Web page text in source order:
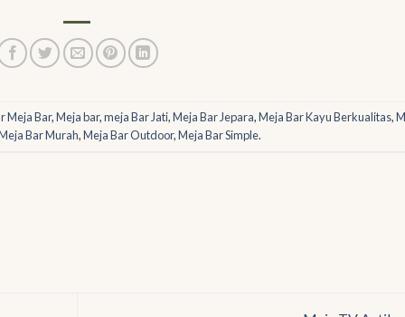
Meja Bar,Meja bar,meja Bar Jati,Meja Bar Jepara,Meja Bar Kayu Berkualitas,
Bar Murah,Meja Bar Outdoor,Meja Bar Simple.